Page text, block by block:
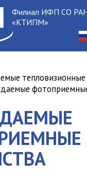
Филиал ИФП СО
«КТИПМ»
тепловизионные